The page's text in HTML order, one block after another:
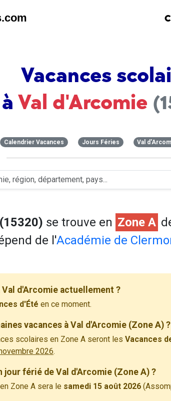
Vacances
à Val d'Arcomie
Calendrier Vacances Jours Féries Val
se trouve en Zone A
de l'Académie de
Val d'Arcomie actuellement ?
d'Été en ce moment.
vacances à Val d'Arcomie (Zone A) ?
scolaires en Zone A seront les Vacances
2026.
jour férié de Val d'Arcomie (Zone A) ?
Zone A sera le samedi 15 août 2026